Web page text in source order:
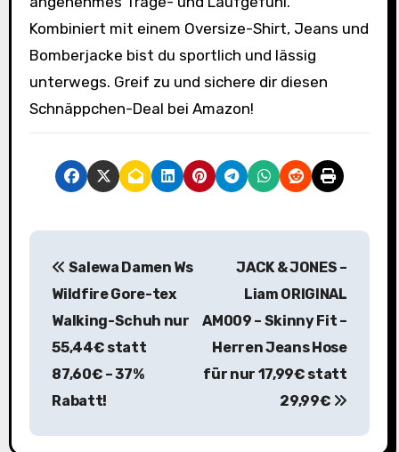
Kombiniert mit einem Oversize-Shirt, Jeans und
Bomberjacke bist du sportlich und lässig
unterwegs. Greif zu und sichere dir diesen
Schnäppchen-Deal bei Amazon!
B
a
Salewa Damen Ws
Wildfire Gore-tex
Walking-Schuh nur
55,44€ statt
87,60€ – 37%
Rabatt!
JACK & JONES –
Liam ORIGINAL
AM009 – Skinny Fit –
Herren Jeans Hose
für nur 17,99€ statt
29,99€